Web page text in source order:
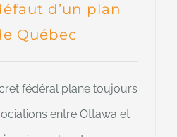
d’un plan
Québec
fédéral plane toujours
entre Ottawa et